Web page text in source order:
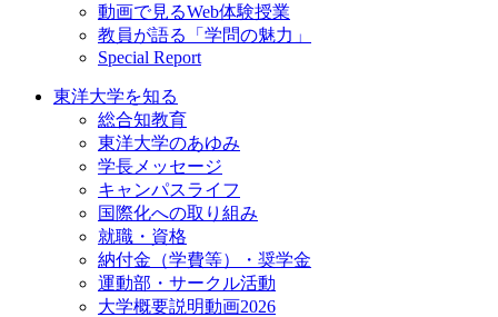
動画で見るWeb体験授業
教員が語る「学問の魅力」
Special Report
東洋大学を知る
総合知教育
東洋大学のあゆみ
学長メッセージ
キャンパスライフ
国際化への取り組み
就職・資格
納付金（学費等）・奨学金
運動部・サークル活動
大学概要説明動画2026